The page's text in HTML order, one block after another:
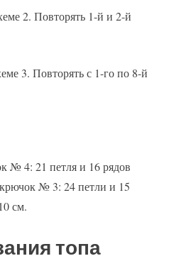
2. Повторять 1-й и 2-й
3. Повторять с 1-го по 8-й
№ 4: 21 петля и 16 рядов
крючок № 3: 24 петли и 15
см.
топа